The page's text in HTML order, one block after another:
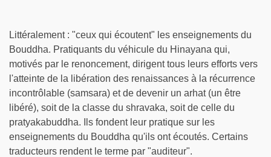
Littéralement : "ceux qui écoutent" les enseignements du
Bouddha. Pratiquants du véhicule du Hinayana qui,
motivés par le renoncement, dirigent tous leurs efforts vers
l'atteinte de la libération des renaissances à la récurrence
incontrôlable (samsara) et de devenir un arhat (un être
libéré), soit de la classe du shravaka, soit de celle du
pratyakabuddha. Ils fondent leur pratique sur les
enseignements du Bouddha qu'ils ont écoutés. Certains
traducteurs rendent le terme par "auditeur".